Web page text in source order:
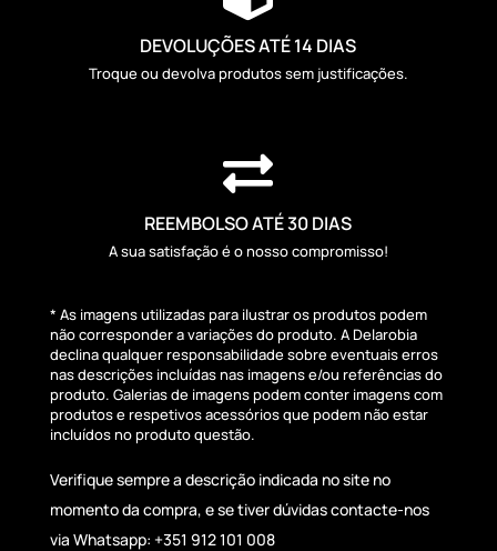
DEVOLUÇÕES ATÉ 14 DIAS
Troque ou devolva produtos sem justificações.

REEMBOLSO ATÉ 30 DIAS
A sua satisfação é o nosso compromisso!
* As imagens utilizadas para ilustrar os produtos podem
não corresponder a variações do produto. A Delarobia
declina qualquer responsabilidade sobre eventuais erros
nas descrições incluídas nas imagens e/ou referências do
produto. Galerias de imagens podem conter imagens com
produtos e respetivos acessórios que podem não estar
incluídos no produto questão.
Verifique sempre a descrição indicada no site no
momento da compra, e se tiver dúvidas contacte-nos
via Whatsapp: +351 912 101 008